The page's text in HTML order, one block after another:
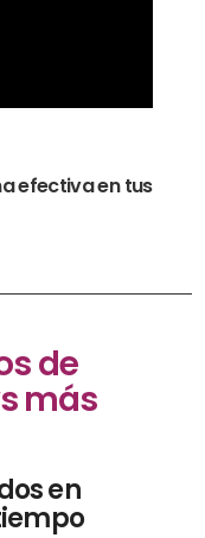
efectiva en tus
de
más
en